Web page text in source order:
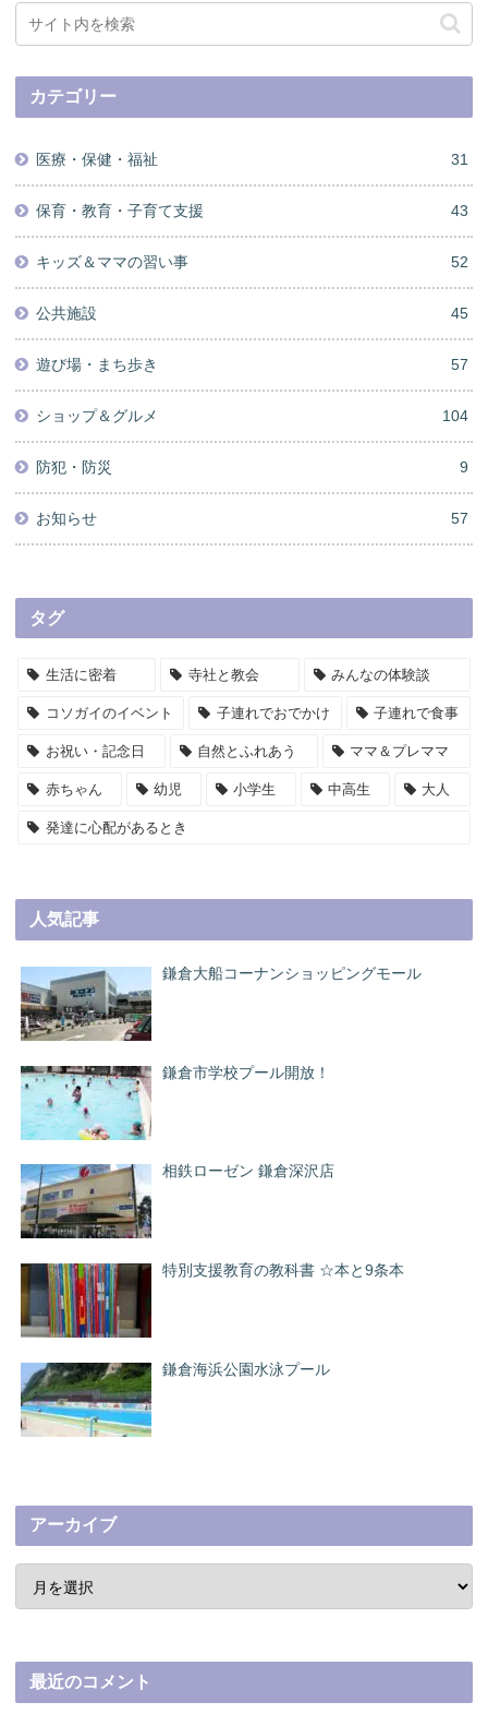
カテゴリー
医療・保健・福祉 31
保育・教育・子育て支援 43
キッズ＆ママの習い事 52
公共施設 45
遊び場・まち歩き 57
ショップ＆グルメ 104
防犯・防災 9
お知らせ 57
タグ
小学生
幼児
子連れでおでかけ
大人
生活に密着
赤ちゃん
ママ＆プレママ
子連れで食事
お祝い・記念日
コソガイのイベント
中高生
発達に心配があるとき
自然とふれあう
寺社と教会 みんなの体験談
人気記事
鎌倉大船コーナンショッピングモール
鎌倉市学校プール開放！
相鉄ローゼン 鎌倉深沢店
特別支援教育の教科書 ☆本と9条本
鎌倉海浜公園水泳プール
アーカイブ
最近のコメント